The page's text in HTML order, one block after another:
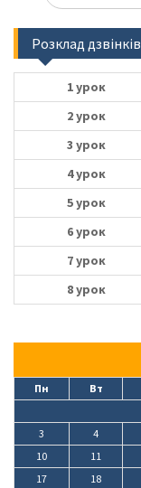
Розклад дзвінків
1 урок
2 урок
3 урок
4 урок
5 урок
6 урок
7 урок
8 урок
Пн Вт
3
4
10
11
17
18